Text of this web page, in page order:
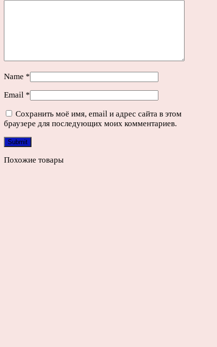
Name *
Email *
Сохранить моё имя, email и адрес сайта в этом
браузере для последующих моих комментариев.
Похожие товары